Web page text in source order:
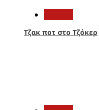
Τζακ ποτ στο Τζόκερ